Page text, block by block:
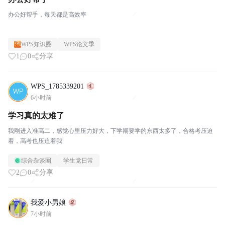
办公好帮手，每天都是高效率
WPS知识圈 WPS论文季
1 0 分享
WPS_1785339201
6小时前
学习真的太难了
我刚进入准高二，感觉心里压力好大，下学期要学的东西太多了，合格考压迫
着，高考也压迫着我
综合杂谈圈 学生党日常
2 0 分享
我爱小男娘
7小时前